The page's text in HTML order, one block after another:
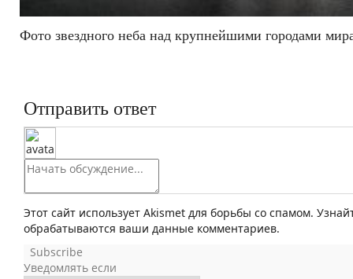
Фото звездного неба над крупнейшими городами
Отправить ответ
Этот сайт использует Akismet для борьбы со спамом.
обрабатываются ваши данные комментариев.
Subscribe
Уведомлять если